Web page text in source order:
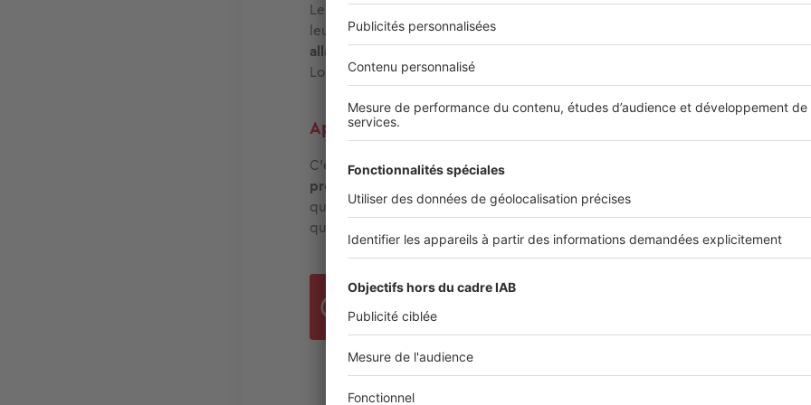
Le
Mobili-pass, quant à lui, s'adresse aux professionnels tenus de se déplacer
leur emploi. En fonction de votre zone de résidence, vous pouvez
obtenir
allant de 1 900 à 2 200 €. Pour cela, rapprochez-vous d'un Comité
Logement (CIL) du réseau action Logement.
Appelez vos amis à la rescousse pour vous aider à déménager
C'est le moment de faire appel au pouvoir de l'amitié.
Demandez à vos
proches de vous aider à déplacer les cartons
qu'embaucher des déménageurs professionnels et en plus, vous pourrez en
quelques années.
N'oubliez pas les pizzas bien chaudes et dégoulinantes de fromage !
Cet article vous a été utile ?